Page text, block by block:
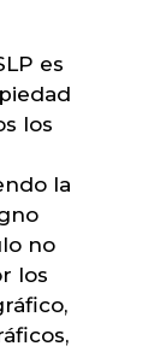
es
los
la
no
los